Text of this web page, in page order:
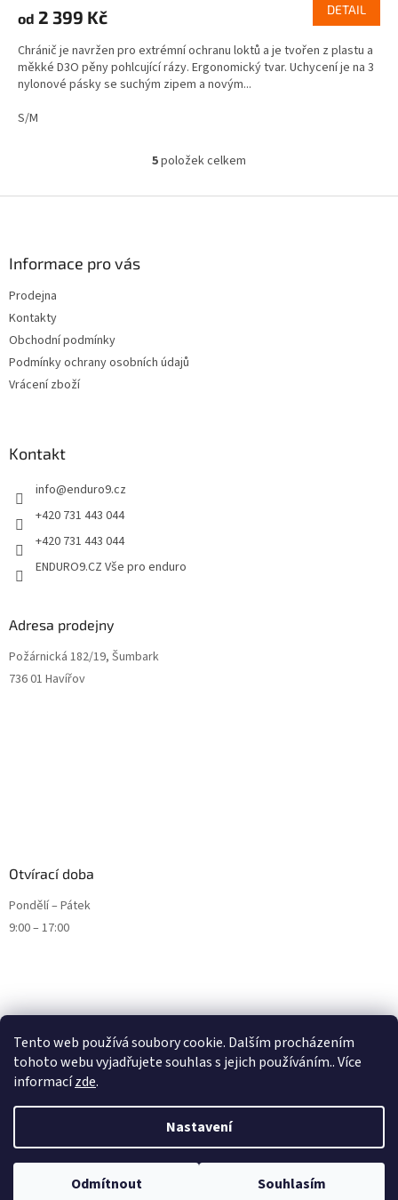
Tento web používá soubory cookie. Dalším procházením
tohoto webu vyjadřujete souhlas s jejich používáním.. Více
informacízde.
Nastavení
Odmítnout Souhlasím
od 2 399 Kč DETAIL
Chránič je navržen pro extrémní ochranu loktů a je tvořen z plastu a
měkké D3O pěny pohlcující rázy. Ergonomický tvar. Uchycení je na 3
nylonové pásky se suchým zipem a novým...
S/M
O
l
5položek celkem
Informace pro vás
Prodejna
Kontakty
Obchodní podmínky
Podmínky ochrany osobních údajů
Vrácení zboží
Kontakt
info@enduro9.cz
+420 731 443 044
+420 731 443 044
ENDURO9.CZ Vše pro enduro
Adresa prodejny
Požárnická 182/19, Šumbark
736 01 Havířov
Otvírací doba
Pondělí – Pátek
9:00 – 17:00
Vytvořil Shoptet
Copyright 2026ENDURO9.CZ . Všechna práva vyhrazena.